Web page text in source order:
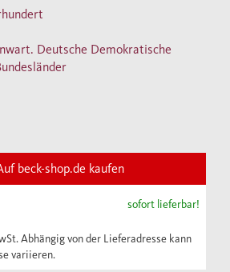
Alle Artikel werden
Quellen- und
ergänzt.
modernen
der
gelegt. Dieser
auf sechs Bände angelegte
Bildungsgeschichte
vom 18. Jahrhundert
Bildungsgeschichte
Deutsche Demokratische
beck-shop.de kaufen
sofort lieferbar!
Abhängig von der Lieferadresse kann
variieren.